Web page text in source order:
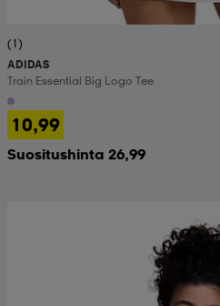
(1)
ADIDAS
Train Essential Big Logo Tee
10,99
Suositushinta 26,99